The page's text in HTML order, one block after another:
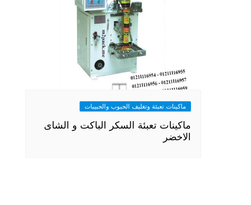
ماكينات تعبئة وتغليف الحبوب والحبيبات
ماكينات تعبئة السكر الباكت و الشاى
الاخضر